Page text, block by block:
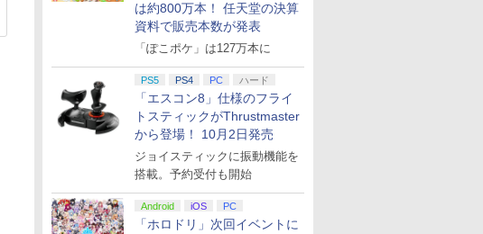
は約800万本！ 任天堂の決算
資料で販売本数が発表
「ぽこポケ」は127万本に
PS5 PS4 PC ハード
「エスコン8」仕様のフライ
トスティックがThrustmaster
から登場！ 10月2日発売
ジョイスティックに振動機能を
搭載。予約受付も開始
Android iOS PC
「ホロドリ」次回イベントに